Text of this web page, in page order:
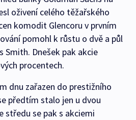
oživení celého těžařského
komodit Glencoru v prvním
pomohl k růstu o dvě a půl
Smith. Dnešek pak akcie
procentech.
dnu zařazen do prestižního
předtím stalo jen u dvou
středu se pak s akciemi